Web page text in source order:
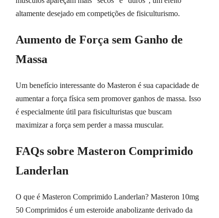
altamente desejado em competições de fisiculturismo.
Aumento de Força sem Ganho de
Massa
Um benefício interessante do Masteron é sua capacidade de
aumentar a força física sem promover ganhos de massa. Isso
é especialmente útil para fisiculturistas que buscam
maximizar a força sem perder a massa muscular.
FAQs sobre Masteron Comprimido
Landerlan
O que é Masteron Comprimido Landerlan? Masteron 10mg
50 Comprimidos é um esteroide anabolizante derivado da